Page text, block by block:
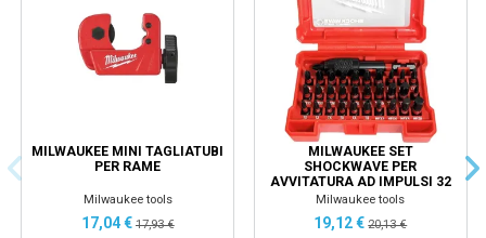
MILWAUKEE MINI TAGLIATUBI
PER RAME
Milwaukee tools
17,04 € 17,93 €
MILWAUKEE SET
SHOCKWAVE PER
AVVITATURA AD IMPULSI 32
PZ
Milwaukee tools
19,12 €20,13 €